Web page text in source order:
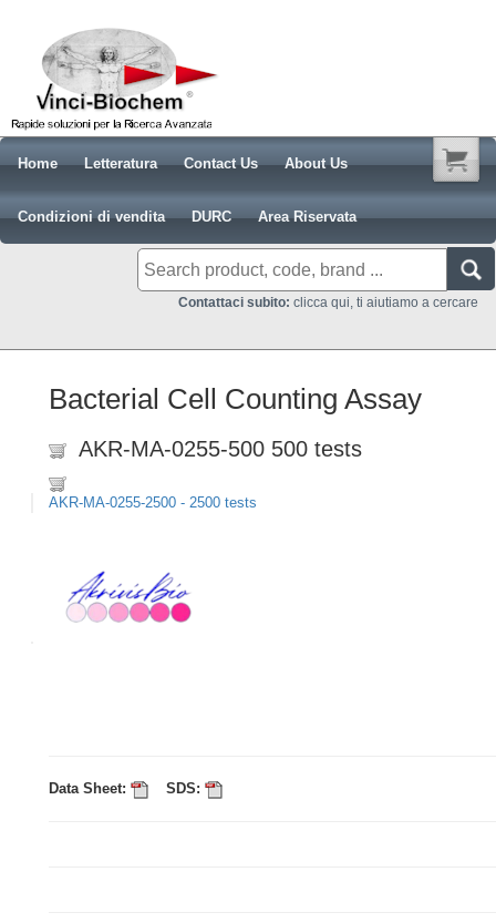
Home Letteratura Contact Us About Us
Condizioni di vendita DURC Area Riservata
Contattaci subito: clicca qui, ti aiutiamo a cercare
Bacterial Cell Counting Assay
AKR-MA-0255-500 500 tests
AKR-MA-0255-2500 - 2500 tests
Data Sheet: SDS: